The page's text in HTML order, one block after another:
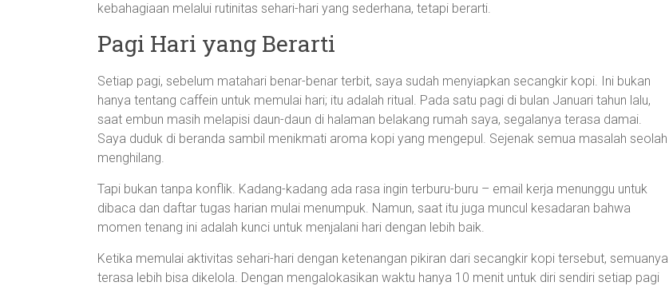
kebahagiaan melalui rutinitas sehari-hari yang sederhana, tetapi berarti.
Pagi Hari yang Berarti
Setiap pagi, sebelum matahari benar-benar terbit, saya sudah menyiapkan secangkir kopi. Ini bukan
hanya tentang caffein untuk memulai hari; itu adalah ritual. Pada satu pagi di bulan Januari tahun lalu,
saat embun masih melapisi daun-daun di halaman belakang rumah saya, segalanya terasa damai.
Saya duduk di beranda sambil menikmati aroma kopi yang mengepul. Sejenak semua masalah seolah
menghilang.
Tapi bukan tanpa konflik. Kadang-kadang ada rasa ingin terburu-buru – email kerja menunggu untuk
dibaca dan daftar tugas harian mulai menumpuk. Namun, saat itu juga muncul kesadaran bahwa
momen tenang ini adalah kunci untuk menjalani hari dengan lebih baik.
Ketika memulai aktivitas sehari-hari dengan ketenangan pikiran dari secangkir kopi tersebut, semuanya
terasa lebih bisa dikelola. Dengan mengalokasikan waktu hanya 10 menit untuk diri sendiri setiap pagi